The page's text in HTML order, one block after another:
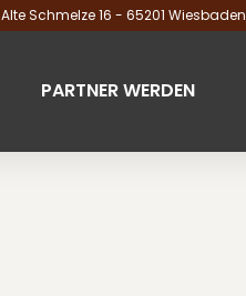
Alte Schmelze 16 - 65201 Wiesbaden
PARTNER WERDEN